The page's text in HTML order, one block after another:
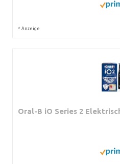
* Anzeige
Oral-B iO Series 2